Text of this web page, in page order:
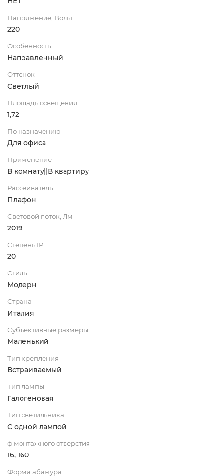
Напряжение, Вольт
220
Особенность
Направленный
Оттенок
Светлый
Площадь освещения
1,72
По назначению
Для офиса
Применение
В комнату||В квартиру
Рассеиватель
Плафон
Световой поток, Лм
2019
Степень IP
20
Стиль
Модерн
Страна
Италия
Субъективные размеры
Маленький
Тип крепления
Встраиваемый
Тип лампы
Галогеновая
Тип светильника
С одной лампой
ф монтажного отверстия
16, 160
Форма абажура